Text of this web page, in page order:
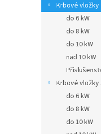
Krbové vložky
do 6 kW
do 8 kW
do 10 kW
nad 10 kW
Krbové vložky
do 6 kW
do 8 kW
do 10 kW